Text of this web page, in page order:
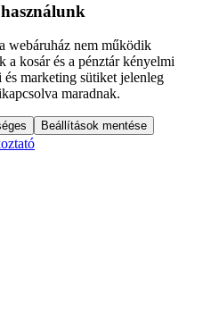
webáruház nem működik
kosár és a pénztár kényelmi
marketing sütiket jelenleg
maradnak.
Beállítások mentése